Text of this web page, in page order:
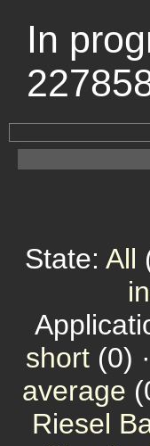
In
State: All
short (0) ·
average
Riesel